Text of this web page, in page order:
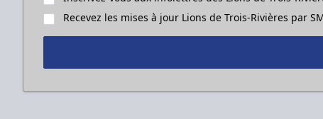
Recevez les mises à jour Lions de Trois-Rivières par